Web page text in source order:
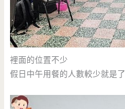
裡面的位置不少
假日中午用餐的人數較少就是了